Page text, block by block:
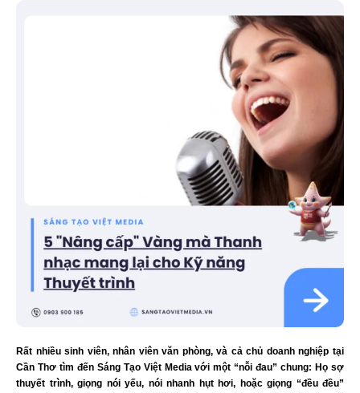
Rất nhiều sinh viên, nhân viên văn phòng, và cả chủ doanh nghiệp tại
Cần Thơ tìm đến Sáng Tạo Việt Media với một “nỗi đau” chung: Họ sợ
thuyết trình, giọng nói yếu, nói nhanh hụt hơi, hoặc giọng “đều đều”